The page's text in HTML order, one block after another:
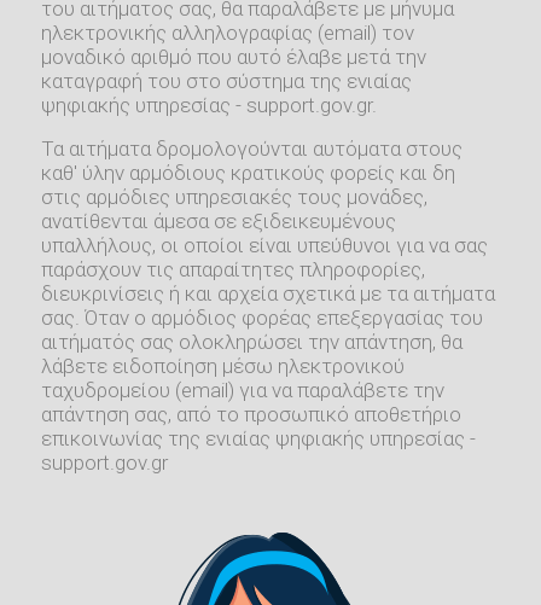
του αιτήματος σας, θα παραλάβετε με μήνυμα
ηλεκτρονικής αλληλογραφίας (email) τον
μοναδικό αριθμό που αυτό έλαβε μετά την
καταγραφή του στο σύστημα της ενιαίας
ψηφιακής υπηρεσίας - support.gov.gr.
Τα αιτήματα δρομολογούνται αυτόματα στους
καθ' ύλην αρμόδιους κρατικούς φορείς και δη
στις αρμόδιες υπηρεσιακές τους μονάδες,
ανατίθενται άμεσα σε εξιδεικευμένους
υπαλλήλους, οι οποίοι είναι υπεύθυνοι για να σας
παράσχουν τις απαραίτητες πληροφορίες,
διευκρινίσεις ή και αρχεία σχετικά με τα αιτήματα
σας. Όταν ο αρμόδιος φορέας επεξεργασίας του
αιτήματός σας ολοκληρώσει την απάντηση, θα
λάβετε ειδοποίηση μέσω ηλεκτρονικού
ταχυδρομείου (email) για να παραλάβετε την
απάντηση σας, από το προσωπικό αποθετήριο
επικοινωνίας της ενιαίας ψηφιακής υπηρεσίας -
support.gov.gr